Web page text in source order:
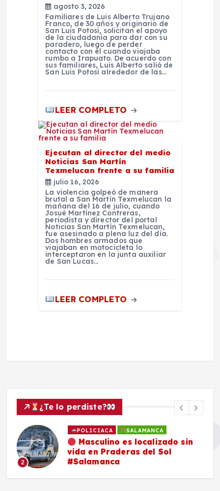
agosto 3, 2026
Familiares de Luis Alberto Trujano
Franco, de 30 años y originario de
San Luis Potosí, solicitan el apoyo
de la ciudadanía para dar con su
paradero, luego de perder
contacto con él cuando viajaba
rumbo a Irapuato. De acuerdo con
sus familiares, Luis Alberto salió de
San Luis Potosí alrededor de las…
LEER COMPLETO
Ejecutan al director del medio
Noticias San Martín
Texmelucan frente a su familia
julio 16, 2026
La violencia golpeó de manera
brutal a San Martín Texmelucan la
mañana del 16 de julio, cuando
Josué Martínez Contreras,
periodista y director del portal
Noticias San Martín Texmelucan,
fue asesinado a plena luz del día.
Dos hombres armados que
viajaban en motocicleta lo
interceptaron en la junta auxiliar
de San Lucas…
LEER COMPLETO
¿Te lo perdiste?
2
POLICIACA SALAMANCA
Masculino es localizado sin
vida en Praderas del Sol
#Salamanca